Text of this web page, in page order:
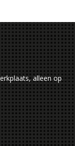
alleen op